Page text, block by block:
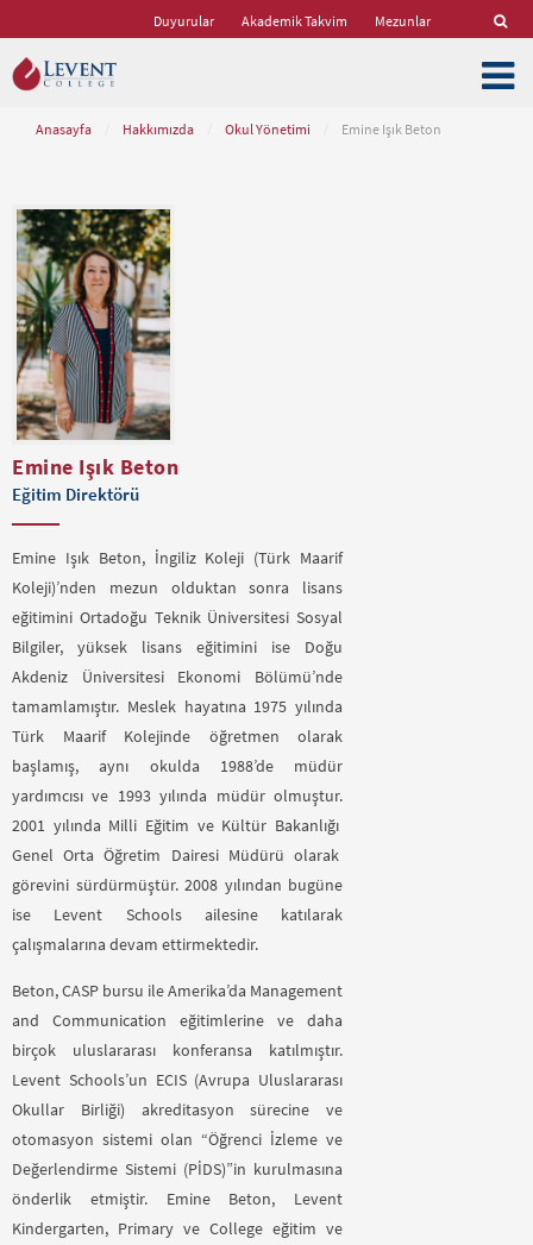
Duyurular Akademik Takvim Mezunlar
Anasayfa Hakkımızda Okul Yönetimi Emine Işık Beton
Emine Işık Beton
Eğitim Direktörü
Emine Işık Beton, İngiliz Koleji (Türk Maarif
Koleji)’nden mezun olduktan sonra lisans
eğitimini Ortadoğu Teknik Üniversitesi Sosyal
Bilgiler, yüksek lisans eğitimini ise Doğu
Akdeniz Üniversitesi Ekonomi Bölümü’nde
tamamlamıştır. Meslek hayatına 1975 yılında
Türk Maarif Kolejinde öğretmen olarak
başlamış, aynı okulda 1988’de müdür
yardımcısı ve 1993 yılında müdür olmuştur.
2001 yılında Milli Eğitim ve Kültür Bakanlığı
Genel Orta Öğretim Dairesi Müdürü olarak
görevini sürdürmüştür. 2008 yılından bugüne
ise Levent Schools ailesine katılarak
çalışmalarına devam ettirmektedir.
Beton, CASP bursu ile Amerika’da Management
and Communication eğitimlerine ve daha
birçok uluslararası konferansa katılmıştır.
Levent Schools’un ECIS (Avrupa Uluslararası
Okullar Birliği) akreditasyon sürecine ve
otomasyon sistemi olan “Öğrenci İzleme ve
Değerlendirme Sistemi (PİDS)”in kurulmasına
önderlik etmiştir. Emine Beton, Levent
Kindergarten, Primary ve College eğitim ve